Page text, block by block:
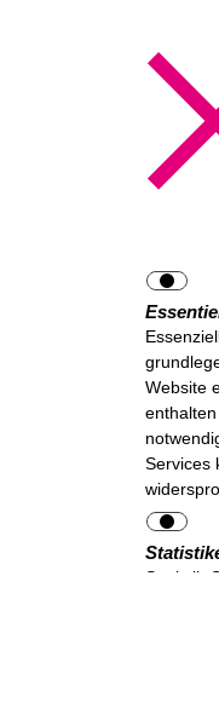
Website
Services
Statistik-